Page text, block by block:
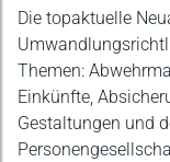
Die topaktuelle
Themen:
Einkünfte,
Gestaltungen und